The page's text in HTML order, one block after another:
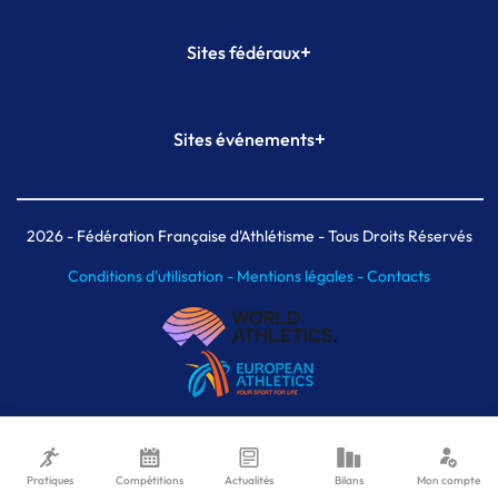
Sites fédéraux+
Plateforme Formation
Sites événements+
Meeting de Paris indoor
MAIF Ekiden de Paris
2026- Fédération Française d'Athlétisme - Tous Droits Réservés
Conditions d'utilisation - Mentions légales -Contacts
Pratiques Compétitions Actualités Bilans Mon compte